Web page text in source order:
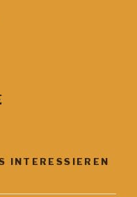
INTERESSIEREN